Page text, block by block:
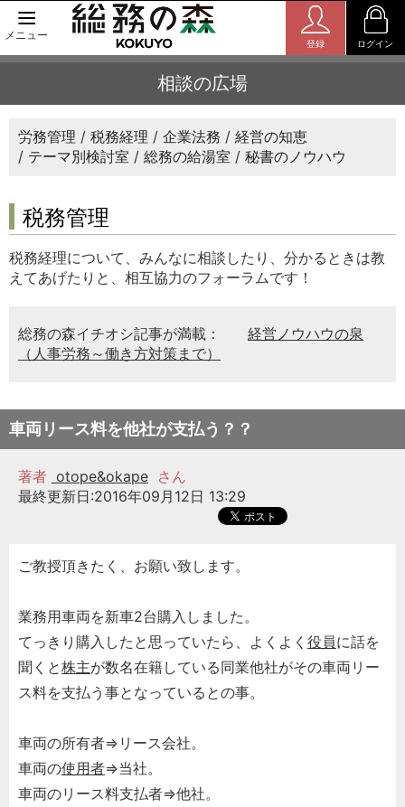
メニュー
登録 ログイン
相談の広場
労務管理 税務経理 企業法務
経営の知恵
テーマ別検討室
総務の給湯室 秘書のノウハウ
税務管理
税務経理について、みんなに相談したり、分かるときは教
えてあげたりと、相互協力のフォーラムです！
総務の森イチオシ記事が満載：
経営ノウハウの泉
（人事労務～働き方対策まで）
車両リース料を他社が支払う？？
著者 otope&okape さん
最終更新日:2016年09月12日 13:29
ご教授頂きたく、お願い致します。
業務用車両を新車2台購入しました。
てっきり購入したと思っていたら、よくよく 役員に話を
聞くと株主が数名在籍している同業他社がその車両リー
ス料を支払う事となっているとの事。
車両の所有者⇒リース会社。
車両の使用者⇒当社。
車両のリース料支払者⇒他社。